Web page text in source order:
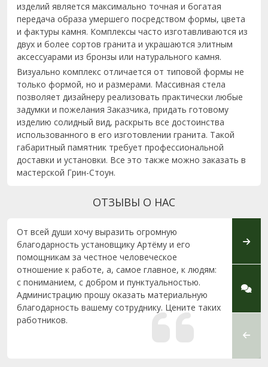
изделий является максимально точная и богатая
передача образа умершего посредством формы, цвета
и фактуры камня. Комплексы часто изготавливаются из
двух и более сортов гранита и украшаются элитным
аксессуарами из бронзы или натурального камня.
Визуально комплекс отличается от типовой формы не
только формой, но и размерами. Массивная стела
позволяет дизайнеру реализовать практически любые
задумки и пожелания Заказчика, придать готовому
изделию солидный вид, раскрыть все достоинства
использованного в его изготовлении гранита. Такой
габаритный памятник требует профессиональной
доставки и установки. Все это также можно заказать в
мастерской Грин-Стоун.
ОТЗЫВЫ О НАС
От всей души хочу выразить огромную
благодарность установщику Артёму и его
помощникам за честное человеческое
отношение к работе, а, самое главное, к людям:
с пониманием, с добром и пунктуальностью.
Администрацию прошу оказать материальную
благодарность вашему сотруднику. Цените таких
работников.